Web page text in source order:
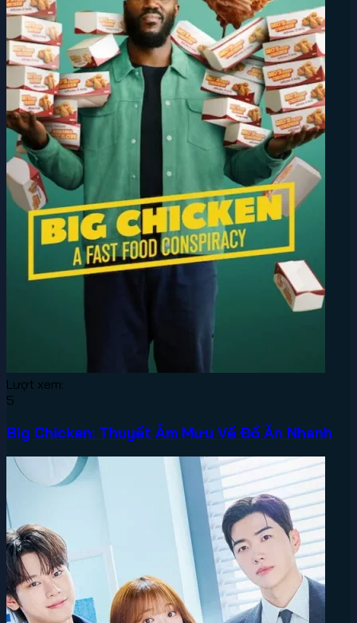
Lượt xem:
5
Big Chicken: Thuyết Âm Mưu Về Đồ Ăn Nhanh